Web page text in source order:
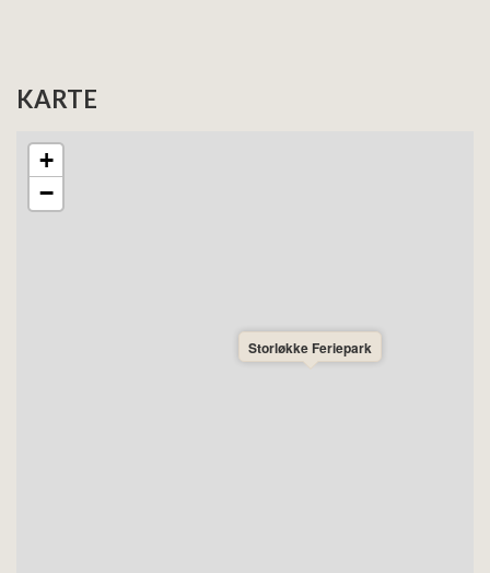
KARTE
Storløkke Feriepark
+
−